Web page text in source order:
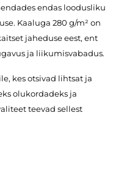
endas loodusliku
Kaaluga 280 g/m² on
jaheduse eest, ent
ja liikumisvabadus.
kes otsivad lihtsat ja
olukordadeks ja
teevad sellest